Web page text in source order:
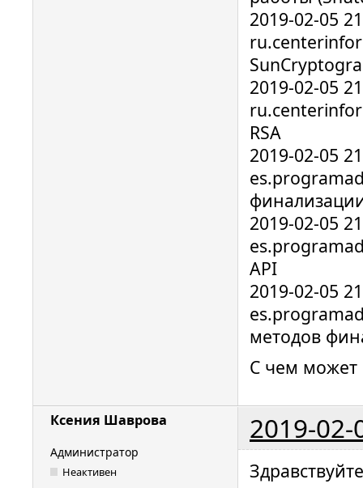
2019-02-05
2019-02-05
RSA
2019-02-05
2019-02-05
API
2019-02-05
методов
С чем может
Ксения Шаврова 2019-02-
Администратор
Неактивен